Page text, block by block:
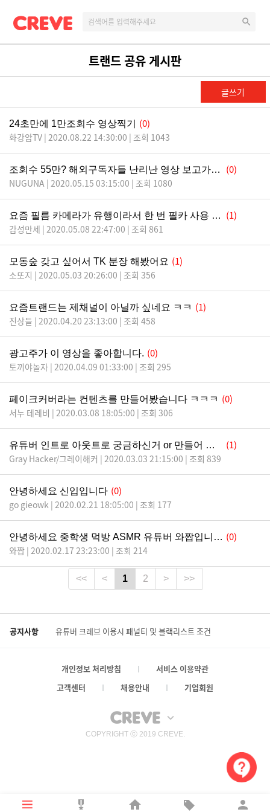
트랜드 공유 게시판
글쓰기
24초만에 1만조회수 영상찍기 (0)
화강암TV | 2020.08.22 14:30:00 | 조회 1043
조회수 55만? 해외구독자들 난리난 영상 보고가세요! (0)
NUGUNA | 2020.05.15 03:15:00 | 조회 1080
요즘 필름 카메라가 유행이라서 한 번 필카 사용 영상을 만들어봤어요! (1)
감성만세 | 2020.05.08 22:47:00 | 조회 861
모동숲 갖고 싶어서 TK 분장 해봤어요 (1)
소또지 | 2020.05.03 20:26:00 | 조회 356
요즘트랜드는 제채널이 아닐까 싶네요 ㅋㅋ (1)
진상들 | 2020.04.20 23:13:00 | 조회 458
광고주가 이 영상을 좋아합니다. (0)
토끼야놀자 | 2020.04.09 01:33:00 | 조회 295
페이크커버라는 컨텐츠를 만들어봤습니다 ㅋㅋㅋ (0)
서누 테레비 | 2020.03.08 18:05:00 | 조회 306
유튜버 인트로 아웃트로 궁금하신거 or 만들어 드립니다 (1)
Gray Hacker/그레이해커 | 2020.03.03 21:15:00 | 조회 839
안녕하세요 신입입니다 (0)
go gieowk | 2020.02.21 18:05:00 | 조회 177
안녕하세요 중학생 먹방 ASMR 유튜버 와짭입니다! 많은 사랑 부탁드려요~!! (0)
와짭 | 2020.02.17 23:23:00 | 조회 214
<< < 1 2 > >>
공지사항 유튜버 크레브 이용시 패널티 및 블랙리스트 조건
개인정보 처리방침
서비스 이용약관
고객센터
채용안내 기업회원
COPYRIGHT ⓒ 2019 CREVE.